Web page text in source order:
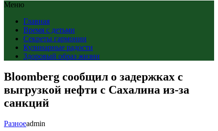
Меню
Главная
Время с детьми
Секреты гармонии
Кулинарные радости
Здоровый образ жизни
Bloomberg сообщил о задержках с
выгрузкой нефти с Сахалина из-за
санкций
Разноеadmin